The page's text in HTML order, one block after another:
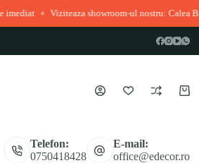
Viziteaza showroom-ul nostru: Calea Bucovinei
Coș
Telefon:
0750418428
E-mail:
office@edecor.ro